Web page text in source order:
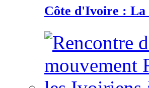
Côte d'Ivoire : La